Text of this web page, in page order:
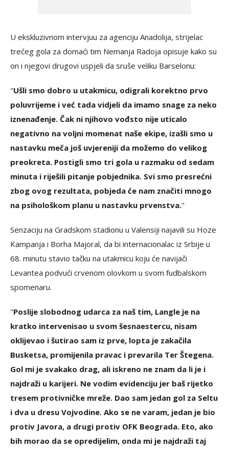
U ekskluzivnom intervjuu za agenciju Anadolija, strijelac
trećeg gola za domaći tim Nemanja Radoja opisuje kako su
on i njegovi drugovi uspjeli da sruše veliku Barselonu:
"Ušli smo dobro u utakmicu, odigrali korektno prvo
poluvrijeme i već tada vidjeli da imamo snage za neko
iznenađenje. Čak ni njihovo vođsto nije uticalo
negativno na voljni momenat naše ekipe, izašli smo u
nastavku meča još uvjereniji da možemo do velikog
preokreta. Postigli smo tri gola u razmaku od sedam
minuta i riješili pitanje pobjednika. Svi smo presrećni
zbog ovog rezultata, pobjeda će nam značiti mnogo
na psihološkom planu u nastavku prvenstva."
Senzaciju na Gradskom stadionu u Valensiji najavili su Hoze
Kampanja i Borha Majoral, da bi internacionalac iz Srbije u
68. minutu stavio tačku na utakmicu koju će navijači
Levantea podvući crvenom olovkom u svom fudbalskom
spomenaru.
"Poslije slobodnog udarca za naš tim, Langle je na
kratko intervenisao u svom šesnaestercu, nisam
oklijevao i šutirao sam iz prve, lopta je zakačila
Busketsa, promijenila pravac i prevarila Ter Štegena.
Gol mi je svakako drag, ali iskreno ne znam da li je i
najdraži u karijeri. Ne vodim evidenciju jer baš rijetko
tresem protivničke mreže. Dao sam jedan gol za Seltu
i dva u dresu Vojvodine. Ako se ne varam, jedan je bio
protiv Javora, a drugi protiv OFK Beograda. Eto, ako
bih morao da se opredijelim, onda mi je najdraži taj